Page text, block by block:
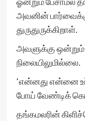
அவனின்
துருதுருக்கிறாள்.
அவளுக்கு ஒன்றும்
நிலையிலுமில்லை.
‘என்னது என்னை
போய் வேண்டிக்
தங்கமலரின்